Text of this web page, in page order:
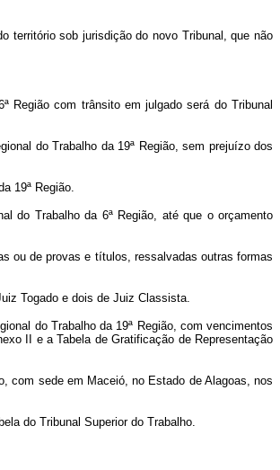
território sob jurisdição do novo Tribunal, que não
Região com trânsito em julgado será do Tribunal
do Trabalho da 19ª Região, sem prejuízo dos
19ª Região.
do Trabalho da 6ª Região, até que o orçamento
ou de provas e títulos, ressalvadas outras formas
Togado e dois de Juiz Classista.
do Trabalho da 19ª Região, com vencimentos
II e a Tabela de Gratificação de Representação
com sede em Maceió, no Estado de Alagoas, nos
do Tribunal Superior do Trabalho.